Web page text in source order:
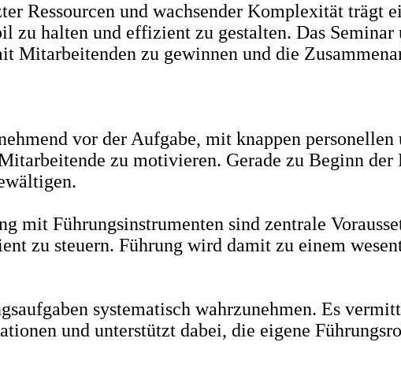
Ressourcen und wachsender Komplexität trägt
zu halten und effizient zu gestalten. Das
Mitarbeitenden zu gewinnen und die
vor der Aufgabe, mit knappen personellen
zu motivieren. Gerade zu Beginn
mit Führungsinstrumenten sind zentrale
zu steuern. Führung wird damit zu einem
systematisch wahrzunehmen. Es
und unterstützt dabei, die eigene